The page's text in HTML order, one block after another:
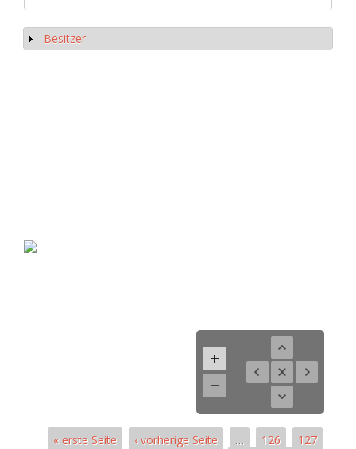
Show
Besitzer
« erste Seite ‹ vorherige Seite … 126
127